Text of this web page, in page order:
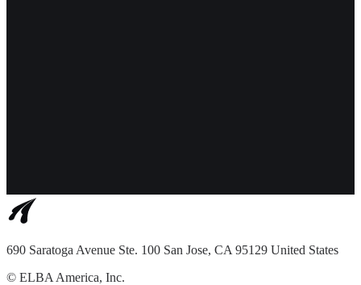
690 Saratoga Avenue Ste. 100 San Jose, CA 95129 United States
© ELBA America, Inc.